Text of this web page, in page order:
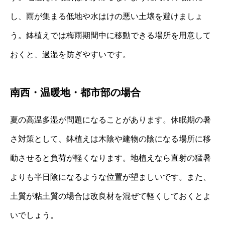
し、雨が集まる低地や水はけの悪い土壌を避けましょ
う。鉢植えでは梅雨期間中に移動できる場所を用意して
おくと、過湿を防ぎやすいです。
南西・温暖地・都市部の場合
夏の高温多湿が問題になることがあります。休眠期の暑
さ対策として、鉢植えは木陰や建物の陰になる場所に移
動させると負荷が軽くなります。地植えなら直射の猛暑
よりも半日陰になるような位置が望ましいです。また、
土質が粘土質の場合は改良材を混ぜて軽くしておくとよ
いでしょう。